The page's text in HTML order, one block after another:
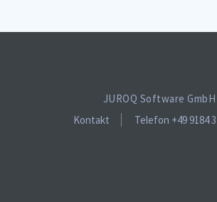
JUROQ Software GmbH
Kontakt
Telefon +49 9184